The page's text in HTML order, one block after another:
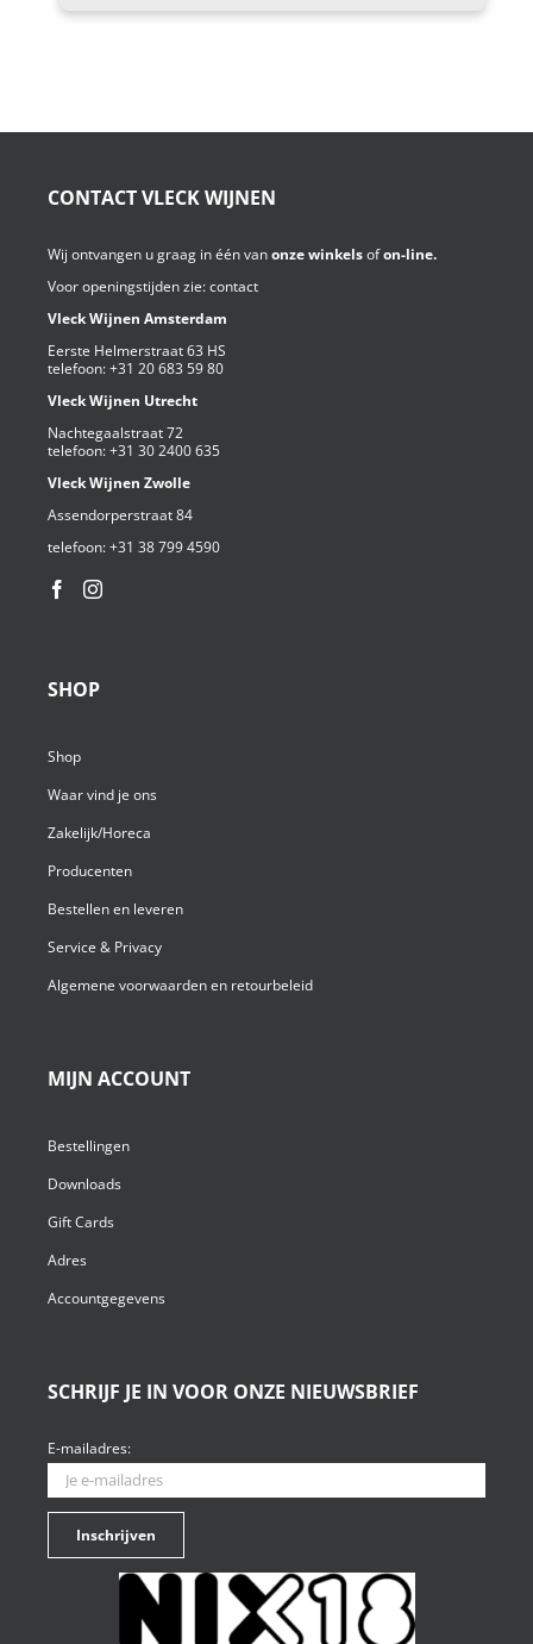
CONTACT VLECK WIJNEN
Wij ontvangen u graag in één vanonze winkelsofon-line.
Voor openingstijden zie:contact
Vleck Wijnen Amsterdam
Eerste Helmerstraat 63 HS
telefoon:+31 20 683 59 80
Vleck Wijnen Utrecht
Nachtegaalstraat 72
telefoon:+31 30 2400 635
Vleck Wijnen Zwolle
Assendorperstraat 84
telefoon:+31 38 799 4590⁩
SHOP
Shop
Waar vind je ons
Zakelijk/Horeca
Producenten
Bestellen en leveren
Service & Privacy
Algemene voorwaarden en retourbeleid
MIJN ACCOUNT
Bestellingen
Downloads
Gift Cards
Adres
Accountgegevens
SCHRIJF JE IN VOOR ONZE NIEUWSBRIEF
E-mailadres: